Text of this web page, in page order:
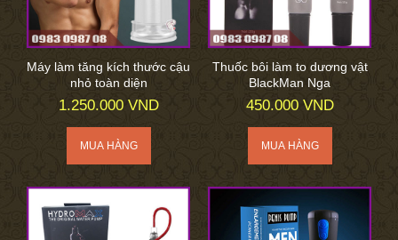
Máy làm tăng kích thước cậu
nhỏ toàn diện
1.250.000 VND
Thuốc bôi làm to dương vật
BlackMan Nga
450.000 VND